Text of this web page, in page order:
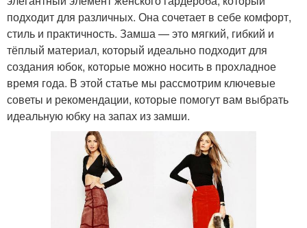
подходит для различных. Она сочетает в себе комфорт,
стиль и практичность. Замша — это мягкий, гибкий и
тёплый материал, который идеально подходит для
создания юбок, которые можно носить в прохладное
время года. В этой статье мы рассмотрим ключевые
советы и рекомендации, которые помогут вам выбрать
идеальную юбку на запах из замши.